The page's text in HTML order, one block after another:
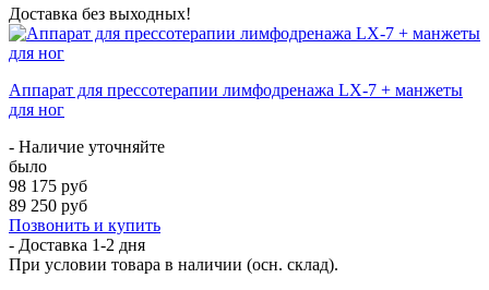
Доставка без выходных!
Аппарат для прессотерапии лимфодренажа LX-7 + манжеты
для ног
- Наличие уточняйте
было
98 175 руб
89 250 руб
Позвонить и купить
- Доставка 1-2 дня
При условии товара в наличии (осн. склад).